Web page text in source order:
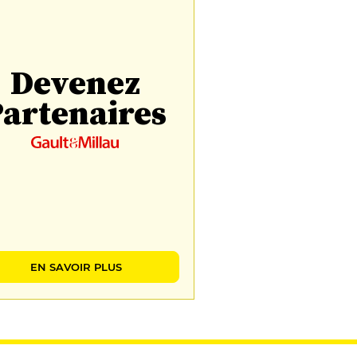
Devenez
EN SAVOIR PLUS